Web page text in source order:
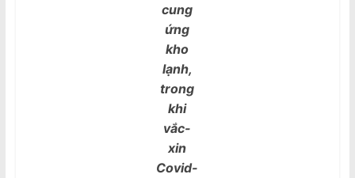
cung
ứng
kho
lạnh,
trong
khi
vắc-
xin
Covid-